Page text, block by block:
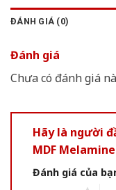
ĐÁNH GIÁ (0)
Đánh giá
Chưa có đánh giá
Hãy là người
MDF Melamine
Đánh giá của